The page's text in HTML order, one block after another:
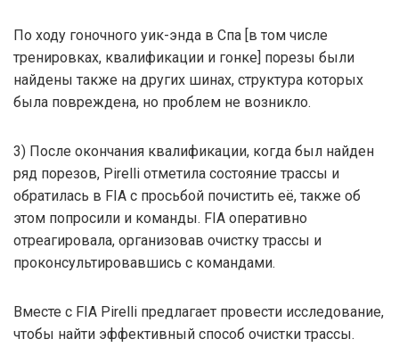
По ходу гоночного уик-энда в Спа [в том числе
тренировках, квалификации и гонке] порезы были
найдены также на других шинах, структура которых
была повреждена, но проблем не возникло.
3) После окончания квалификации, когда был найден
ряд порезов, Pirelli отметила состояние трассы и
обратилась в FIA с просьбой почистить её, также об
этом попросили и команды. FIA оперативно
отреагировала, организовав очистку трассы и
проконсультировавшись с командами.
Вместе с FIA Pirelli предлагает провести исследование,
чтобы найти эффективный способ очистки трассы.